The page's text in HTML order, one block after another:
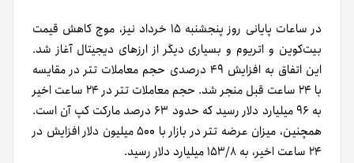
در ساعات پایانی روز پنجشنبه ۱۵ خرداد نیز، موج کاهش قیمت
بیت‌کوین و اتریوم و بسیاری دیگر از ارزهای دیجیتال آغاز شد.
این اتفاق به افزایش ۴۹ درصدی حجم معاملات تتر در مقایسه
با ۲۴ ساعت قبل منجر شد. حجم معاملات تتر در ۲۴ ساعت اخیر
به ۹۶ میلیارد دلار رسید که حدود ۶۳ درصد مارکت کپ آن است.
همچنین، میزان عرضه تتر در بازار با ۵۰۰ میلیون دلار افزایش در
۲۴ ساعت اخیر، به ۱۵۳/۸ میلیارد دلار رسید.